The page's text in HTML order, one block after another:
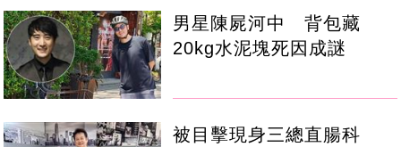
男星陳屍河中 背包藏
20kg水泥塊死因成謎
被目擊現身三總直腸科